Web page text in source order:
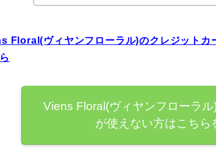
Floral(ヴィヤンフローラル)のクレジットカ
Viens Floral(ヴィヤンフローラ
が使えない方はこちら